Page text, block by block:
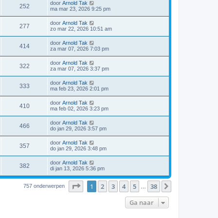
252 door Arnold Tak
ma mar 23, 2026 9:25 pm
277 door Arnold Tak
zo mar 22, 2026 10:51 am
414 door Arnold Tak
za mar 07, 2026 7:03 pm
322 door Arnold Tak
za mar 07, 2026 3:37 pm
333 door Arnold Tak
ma feb 23, 2026 2:01 pm
410 door Arnold Tak
ma feb 02, 2026 3:23 pm
466 door Arnold Tak
do jan 29, 2026 3:57 pm
357 door Arnold Tak
do jan 29, 2026 3:48 pm
382 door Arnold Tak
di jan 13, 2026 5:36 pm
757 onderwerpen Pagina1 van 38
1 2 3 4 5 38
Ga naar